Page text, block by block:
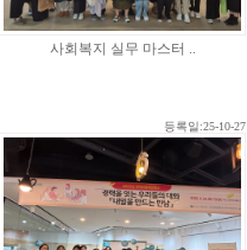
사회복지 실무 마스터 ..
등록일:25-10-27